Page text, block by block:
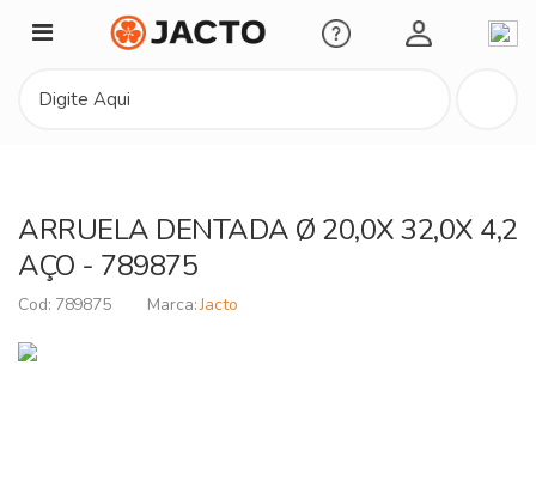
Minha Conta
ARRUELA DENTADA Ø 20,0X 32,0X 4,2
AÇO - 789875
789875 Jacto